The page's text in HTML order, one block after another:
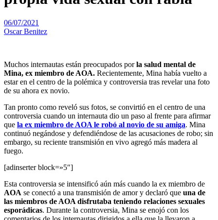
06/07/2021
Oscar Benitez
Muchos internautas están preocupados porla salud mental de
Mina, ex miembro de AOA. Recientemente, Mina había vuelto a
estar en el centro de la polémica y controversia tras revelar una foto
de su ahora ex novio.
Tan pronto como reveló sus fotos, se convirtió en el centro de una
controversia cuando un internauta dio un paso al frente para afirmar
que la ex miembro de AOA le robó al novio de su amiga. Mina
continuó negándose y defendiéndose de las acusaciones de robo; sin
embargo, su reciente transmisión en vivo agregó más madera al
fuego.
[adinserter block=»5″]
Esta controversia se intensificó aún más cuando la ex miembro de
AOA se conectó a una transmisión de amor y declaró que una de
las miembros de AOA disfrutaba teniendo relaciones sexuales
esporádicas. Durante la controversia, Mina se enojó con los